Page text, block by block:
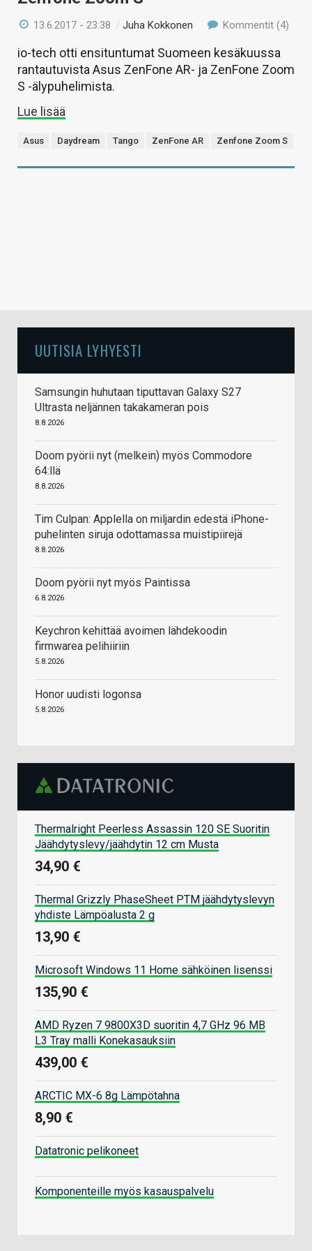
13.6.2017 - 23:38 /Juha Kokkonen Kommentit (4)
io-tech otti ensituntumat Suomeen kesäkuussa
rantautuvista Asus ZenFone AR- ja ZenFone Zoom
S -älypuhelimista.
Lue lisää
Asus Daydream Tango ZenFone AR Zenfone Zoom S
UUTISIA LYHYESTI
Samsungin huhutaan tiputtavan Galaxy S27
Ultrasta neljännen takakameran pois
8.8.2026
Doom pyörii nyt (melkein) myös Commodore
64:llä
8.8.2026
Tim Culpan: Applella on miljardin edestä iPhone-
puhelinten siruja odottamassa muistipiirejä
8.8.2026
Doom pyörii nyt myös Paintissa
6.8.2026
Keychron kehittää avoimen lähdekoodin
firmwarea pelihiiriin
5.8.2026
Honor uudisti logonsa
5.8.2026
Thermalright Peerless Assassin 120 SE Suoritin
Jäähdytyslevy/jäähdytin 12 cm Musta
34,90 €
Thermal Grizzly PhaseSheet PTM jäähdytyslevyn
yhdiste Lämpöalusta 2 g
13,90 €
Microsoft Windows 11 Home sähköinen lisenssi
135,90 €
AMD Ryzen 7 9800X3D suoritin 4,7 GHz 96 MB
L3 Tray malli Konekasauksiin
439,00 €
ARCTIC MX-6 8g Lämpötahna
8,90 €
Datatronic pelikoneet
Komponenteille myös kasauspalvelu